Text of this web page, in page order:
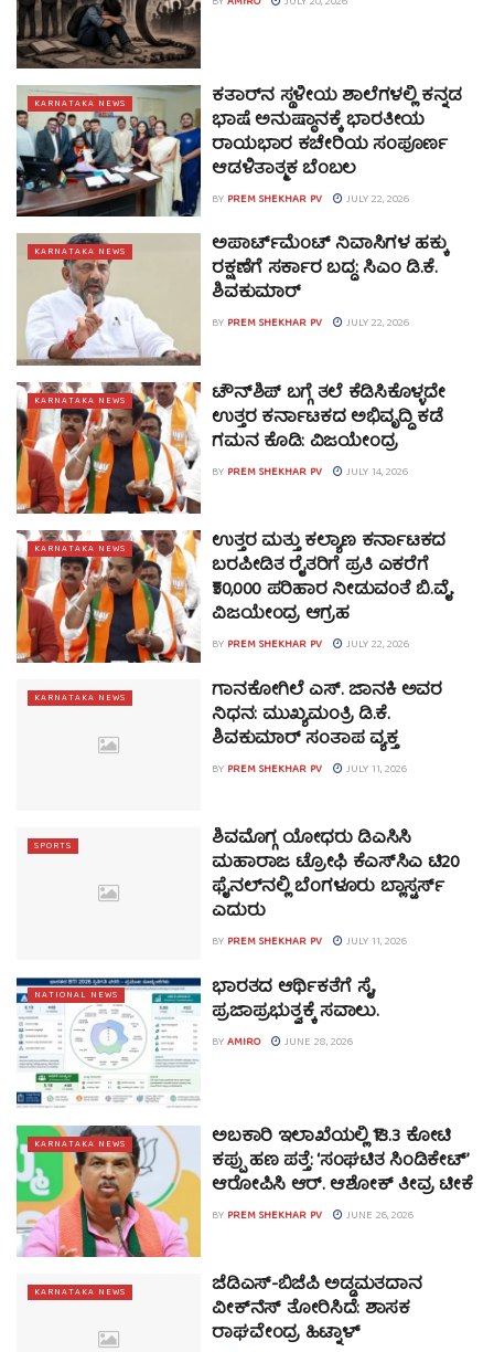
KARNATAKA NEWS ಕತಾರ್‌ನ ಸ್ಥಳೀಯ ಶಾಲೆಗಳಲ್ಲಿ ಕನ್ನಡ
ಭಾಷೆ ಅನುಷ್ಠಾನಕ್ಕೆ ಭಾರತೀಯ
ರಾಯಭಾರ ಕಚೇರಿಯ ಸಂಪೂರ್ಣ
ಆಡಳಿತಾತ್ಮಕ ಬೆಂಬಲ
BY PREM SHEKHAR PV JULY 22, 2026
KARNATAKA NEWS ಅಪಾರ್ಟ್‌ಮೆಂಟ್ ನಿವಾಸಿಗಳ ಹಕ್ಕು
ರಕ್ಷಣೆಗೆ ಸರ್ಕಾರ ಬದ್ಧ: ಸಿಎಂ ಡಿ.ಕೆ.
ಶಿವಕುಮಾರ್
BY PREM SHEKHAR PV JULY 22, 2026
KARNATAKA NEWS ಟೌನ್‍ಶಿಪ್ ಬಗ್ಗೆ ತಲೆ ಕೆಡಿಸಿಕೊಳ್ಳದೇ
ಉತ್ತರ ಕರ್ನಾಟಕದ ಅಭಿವೃದ್ಧಿ ಕಡೆ
ಗಮನ ಕೊಡಿ: ವಿಜಯೇಂದ್ರ
BY PREM SHEKHAR PV JULY 14, 2026
KARNATAKA NEWS ಉತ್ತರ ಮತ್ತು ಕಲ್ಯಾಣ ಕರ್ನಾಟಕದ
ಬರಪೀಡಿತ ರೈತರಿಗೆ ಪ್ರತಿ ಎಕರೆಗೆ
₹50,000 ಪರಿಹಾರ ನೀಡುವಂತೆ ಬಿ.ವೈ.
ವಿಜಯೇಂದ್ರ ಆಗ್ರಹ
BY PREM SHEKHAR PV JULY 22, 2026
KARNATAKA NEWS ಗಾನಕೋಗಿಲೆ ಎಸ್. ಜಾನಕಿ ಅವರ
ನಿಧನ: ಮುಖ್ಯಮಂತ್ರಿ ಡಿ.ಕೆ.
ಶಿವಕುಮಾರ್ ಸಂತಾಪ ವ್ಯಕ್ತ
BY PREM SHEKHAR PV JULY 11, 2026
SPORTS ಶಿವಮೊಗ್ಗ ಯೋಧರು ಡಿಎಸಿಸಿ
ಮಹಾರಾಜ ಟ್ರೋಫಿ ಕೆಎಸ್‌ಸಿಎ ಟಿ20
ಫೈನಲ್‌ನಲ್ಲಿ ಬೆಂಗಳೂರು ಬ್ಲಾಸ್ಟರ್ಸ್‌
ಎದುರು
BY PREM SHEKHAR PV JULY 11, 2026
NATIONAL NEWS ಭಾರತದ ಆರ್ಥಿಕತೆಗೆ ಸೈ,
ಪ್ರಜಾಪ್ರಭುತ್ವಕ್ಕೆ ಸವಾಲು.
BYAMIRO JUNE 28, 2026
KARNATAKA NEWS ಅಬಕಾರಿ ಇಲಾಖೆಯಲ್ಲಿ ₹13.3 ಕೋಟಿ
ಕಪ್ಪು ಹಣ ಪತ್ತೆ: ‘ಸಂಘಟಿತ ಸಿಂಡಿಕೇಟ್’
ಆರೋಪಿಸಿ ಆರ್. ಆಶೋಕ್ ತೀವ್ರ ಟೀಕೆ
BY PREM SHEKHAR PV JUNE 26, 2026
KARNATAKA NEWS ಜೆಡಿಎಸ್-ಬಿಜೆಪಿ ಅಡ್ಡಮತದಾನ
ವೀಕ್‌ನೆಸ್ ತೋರಿಸಿದೆ: ಶಾಸಕ
ರಾಘವೇಂದ್ರ ಹಿಟ್ನಾಳ್